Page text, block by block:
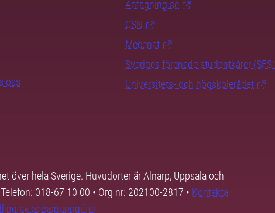
oss
Antagning.se
CSN
Mecenat
Sveriges förenade studentkårer (SFS)
Universitets- och högskolerådet
över hela Sverige. Huvudorter är Alnarp, Uppsala och
018-67 10 00 • Org nr: 202100-2817 • Kontakta
av personuppgifter